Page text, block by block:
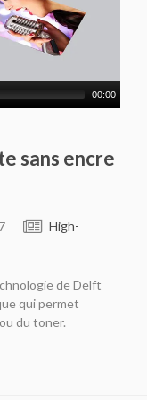
00:00
sans encre
High-
de Delft
qui permet
du toner.